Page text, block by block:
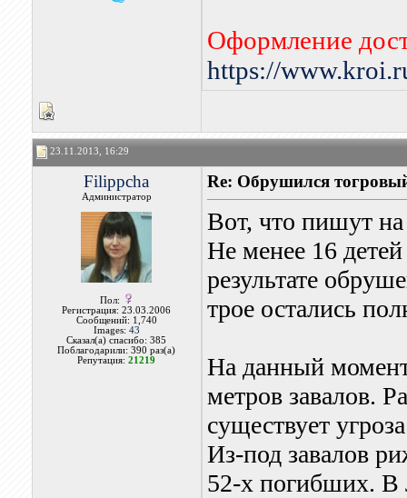
Оформление
https://
23.11.2013, 16:29
Filippcha
Администратор
Пол:
Регистрация: 23.03.2006
Сообщений: 1,740
Images: 43
Сказал(а) спасибо: 385
Поблагодарили: 390 раз(а)
Репутация:21219
Re: Обрушился
Вот, что пишут
Не менее 16
результате
трое остались
На данный
метров завалов.
существует
Из-под завалов
52-х погибших. В